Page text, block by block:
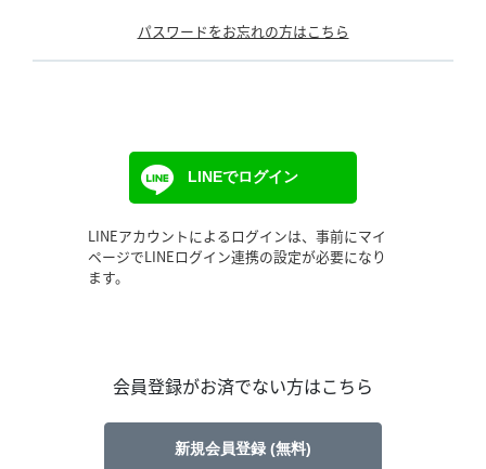
パスワードをお忘れの方はこちら
LINEでログイン
LINEアカウントによるログインは、事前にマイ
ページでLINEログイン連携の設定が必要になり
ます。
会員登録がお済でない方はこちら
新規会員登録 (無料)